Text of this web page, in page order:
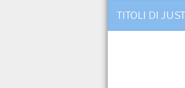
TITOLI DI